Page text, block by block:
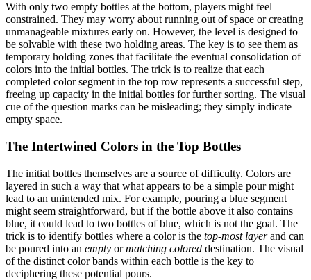
With only two empty bottles at the bottom, players might feel
constrained. They may worry about running out of space or creating
unmanageable mixtures early on. However, the level is designed to
be solvable with these two holding areas. The key is to see them as
temporary holding zones that facilitate the eventual consolidation of
colors into the initial bottles. The trick is to realize that each
completed color segment in the top row represents a successful step,
freeing up capacity in the initial bottles for further sorting. The visual
cue of the question marks can be misleading; they simply indicate
empty space.
The Intertwined Colors in the Top Bottles
The initial bottles themselves are a source of difficulty. Colors are
layered in such a way that what appears to be a simple pour might
lead to an unintended mix. For example, pouring a blue segment
might seem straightforward, but if the bottle above it also contains
blue, it could lead to two bottles of blue, which is not the goal. The
trick is to identify bottles where a color is the top-most layerand can
be poured into an empty ormatching colored destination. The visual
of the distinct color bands within each bottle is the key to
deciphering these potential pours.